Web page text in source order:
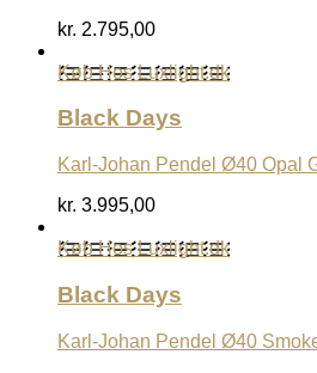
kr. 2.795,00
Køb Hos Luxlight.dk
Black Days
Karl-Johan Pendel Ø40 Opal
kr. 3.995,00
Køb Hos Luxlight.dk
Black Days
Karl-Johan Pendel Ø40